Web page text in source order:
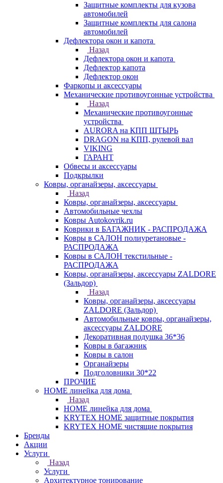
Защитные комплекты для кузова
автомобилей
Защитные комплекты для салона
автомобилей
Дефлектора окон и капота
Назад
Дефлектора окон и капота
Дефлектор капота
Дефлектор окон
Фаркопы и аксессуары
Механические противоугонные устройства
Назад
Механические противоугонные
устройства
AURORA на КПП ШТЫРЬ
DRAGON на КПП, рулевой вал
VIKING
ГАРАНТ
Обвесы и аксессуары
Подкрылки
Ковры, органайзеры, аксессуары
Назад
Ковры, органайзеры, аксессуары
Автомобильные чехлы
Ковры Autokovrik.ru
Коврики в БАГАЖНИК - РАСПРОДАЖА
Ковры в САЛОН полиуретановые -
РАСПРОДАЖА
Ковры в САЛОН текстильные -
РАСПРОДАЖА
Ковры, органайзеры, аксессуары ZALDORE
(Зальдор)
Назад
Ковры, органайзеры, аксессуары
ZALDORE (Зальдор)
Автомобильные ковры, органайзеры,
аксессуары ZALDORE
Декоративная подушка 36*36
Ковры в багажник
Ковры в салон
Органайзеры
Подголовники 30*22
ПРОЧИЕ
HOME линейка для дома
Назад
HOME линейка для дома
KRYTEX HOME защитные покрытия
KRYTEX HOME чистящие покрытия
Бренды
Акции
Услуги
Назад
Услуги
Архитектурное тонирование